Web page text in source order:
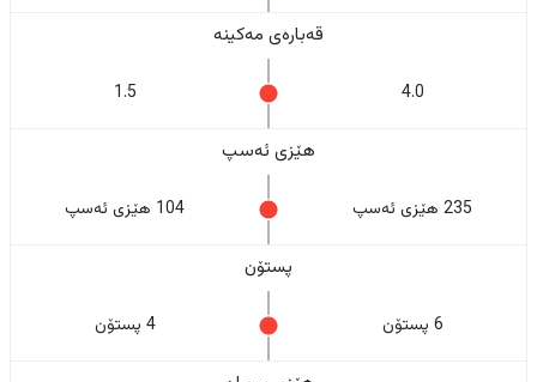
قەبارەی مەکینە
4.0
1.5
هێزی ئەسپ
235 هێزی ئەسپ 104 هێزی ئەسپ
پستۆن
6 پستۆن 4 پستۆن